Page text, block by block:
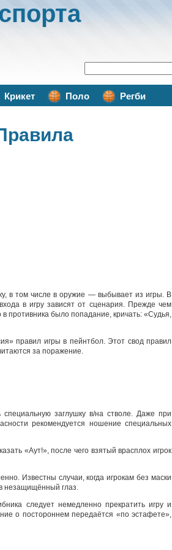
Крикет Поло Регби
в том числе в оружие — выбывает из игры. В
в игру зависят от сценария. Прежде чем
противника было попадание, кричать: «Судья,
правил игры в пейнтбол. Этот свод правил
за поражение.
заглушку в/на стволе. Даже при
рекомендуется ношение специальных
«Аут!», после чего взятый врасплох игрок
Известны случаи, когда игрокам без маски
незащищённый глаз.
следует немедленно прекратить игру и
о постороннем передаётся «по эстафете»,